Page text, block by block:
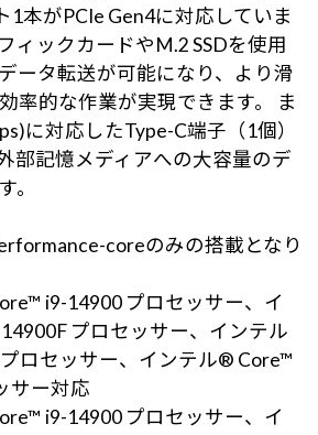
1本がPCIe Gen4に対応していま
ィックカードやM.2 SSDを使用
ータ転送が可能になり、より滑
率的な作業が実現できます。 ま
に対応したType-C端子（1個）
部記憶メディアへの大容量のデ
。
coreのみの搭載となり
i9-14900 プロセッサー、イ
プロセッサー、インテル
ロセッサー、インテル® Core™
サー対応
i9-14900 プロセッサー、イ